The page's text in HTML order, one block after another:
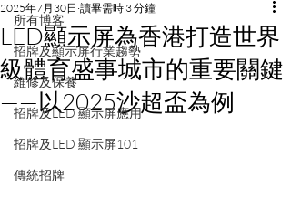
所有博客
招牌及顯示屏行業趨勢
維修及保養
招牌及LED 顯示屏應用
招牌及LED 顯示屏101
傳統招牌
LED顯示屏為香港打造世界
級體育盛事城市的重要關鍵
——以2025沙超盃為例
2025年7月30日 讀畢需時 3 分鐘